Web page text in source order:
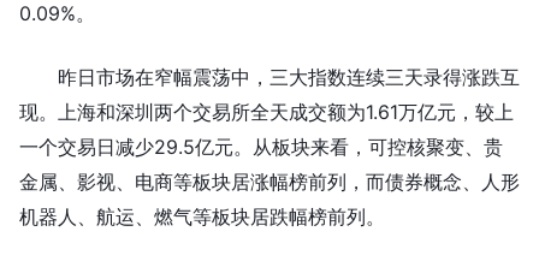
0.09%。
昨日市场在窄幅震荡中，三大指数连续三天录得涨跌互
现。上海和深圳两个交易所全天成交额为1.61万亿元，较上
一个交易日减少29.5亿元。从板块来看，可控核聚变、贵
金属、影视、电商等板块居涨幅榜前列，而债券概念、人形
机器人、航运、燃气等板块居跌幅榜前列。